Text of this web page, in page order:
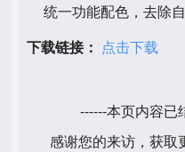
统一功能配色，去除
下载链接： 点击下载
------本页内容已
感谢您的来访，获取